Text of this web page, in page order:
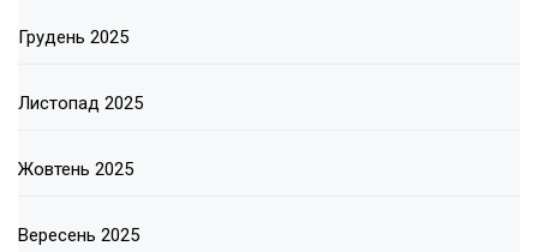
Грудень 2025
Листопад 2025
Жовтень 2025
Вересень 2025